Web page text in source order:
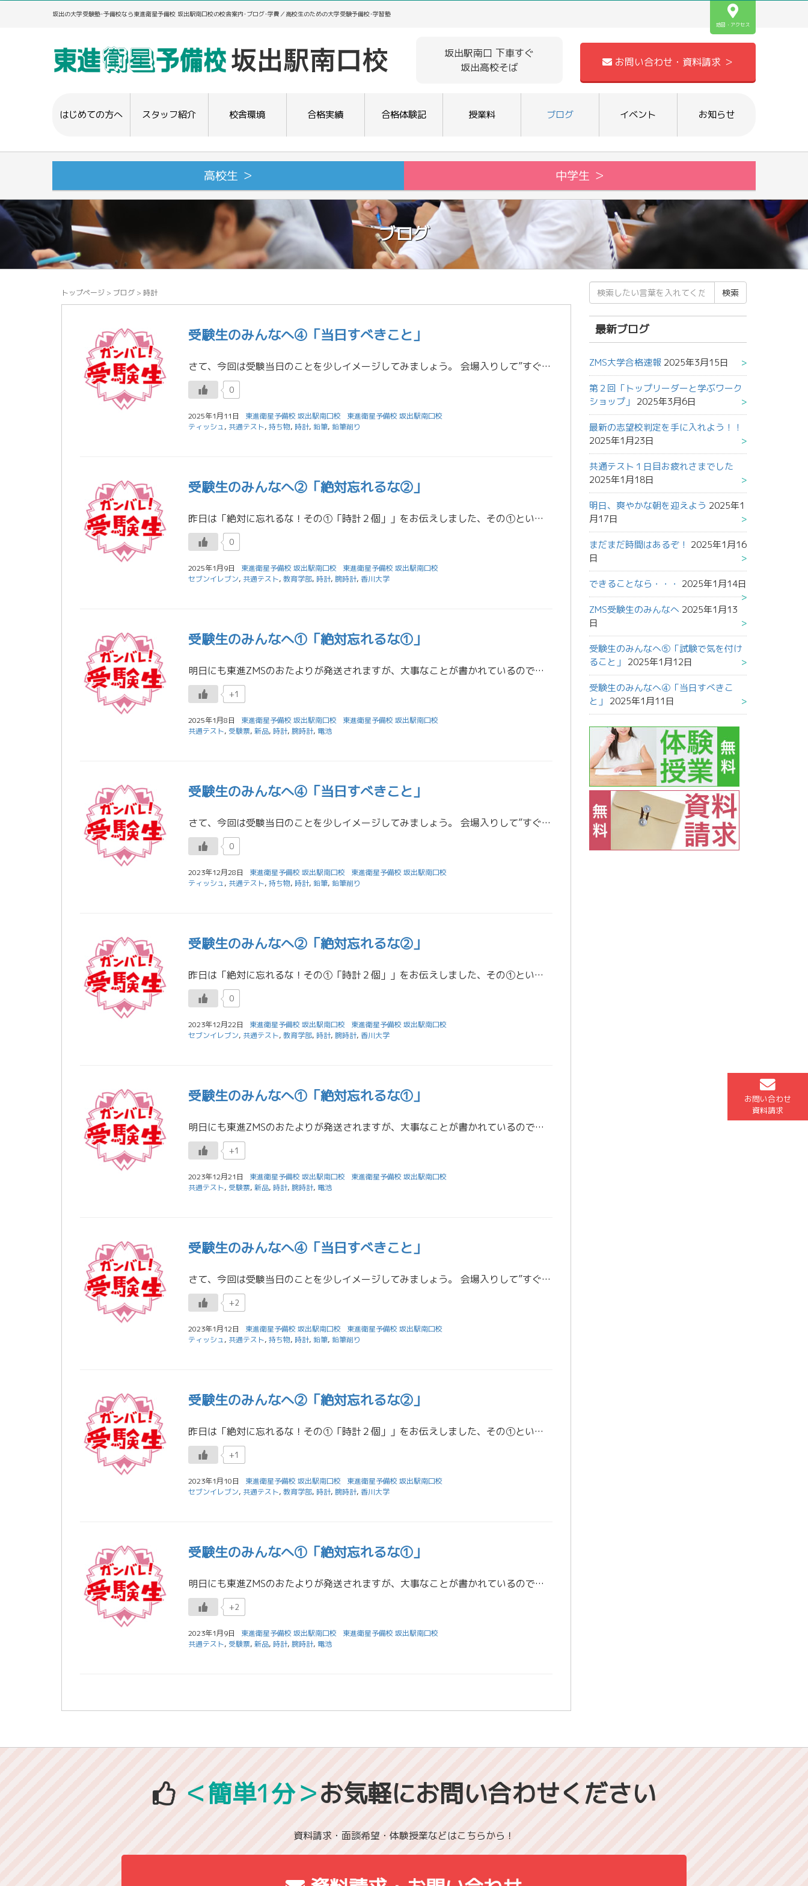
坂出の大学受験塾･予備校なら東進衛星予備校 坂出駅南口校の校舎案内･ブログ･学費／高校生のための大学受験予備校･学習塾
地図・アクセス
坂出駅南口 下車すぐ
坂出高校そば
お問い合わせ・資料請求 ＞
はじめての方へ スタッフ紹介 校舎環境 合格実績 合格体験記 授業料 ブログ イベント お知らせ
高校生 ＞ 中学生 ＞
お問い合わせ
資料請求
ブログ
トップページ > ブログ > 時計
受験生のみんなへ④「当日すべきこと」
さて、今回は受験当日のことを少しイメージしてみましょう。 会場入りして”すぐ”しておくこと 会場入りしたら次の２つを速攻で確認しましょう。 ①自分の座席 ②トイレの位置と数 これしかありません。 特に②については重要です […]
0
2025年1月11日 東進衛星予備校 坂出駅南口校
東進衛星予備校 坂出駅南口校
ティッシュ, 共通テスト, 持ち物, 時計, 鉛筆, 鉛筆削り
受験生のみんなへ②「絶対忘れるな②」
昨日は「絶対に忘れるな！その①「時計２個」」をお伝えしました、その①ということは、その②もあるわけですよ。というか、その②で終わりなんですけどね・・・ 絶対に忘れるな！！その②「お金」 お金さえあれば何とかなります・・・ […]
0
2025年1月9日 東進衛星予備校 坂出駅南口校
東進衛星予備校 坂出駅南口校
セブンイレブン, 共通テスト, 教育学部, 時計, 腕時計, 香川大学
受験生のみんなへ①「絶対忘れるな①」
明日にも東進ZMSのおたよりが発送されますが、大事なことが書かれているので、こちらでもお知らせします。 絶対に忘れるな！その①「時計(２個)」 「受験票」「筆記用具」などいろいろ大事なものはあります。でも、何があっても絶 […]
+1
2025年1月8日 東進衛星予備校 坂出駅南口校
東進衛星予備校 坂出駅南口校
共通テスト, 受験票, 新品, 時計, 腕時計, 電池
受験生のみんなへ④「当日すべきこと」
さて、今回は受験当日のことを少しイメージしてみましょう。 会場入りして”すぐ”しておくこと 会場入りしたら次の２つを速攻で確認しましょう。 ①自分の座席 ②トイレの位置と数 これしかありません。 特に②については重要です […]
0
2023年12月28日 東進衛星予備校 坂出駅南口校
東進衛星予備校 坂出駅南口校
ティッシュ, 共通テスト, 持ち物, 時計, 鉛筆, 鉛筆削り
受験生のみんなへ②「絶対忘れるな②」
昨日は「絶対に忘れるな！その①「時計２個」」をお伝えしました、その①ということは、その②もあるわけですよ。というか、その②で終わりなんですけどね・・・ 絶対に忘れるな！！その②「お金」 お金さえあれば何とかなります・・・ […]
0
2023年12月22日 東進衛星予備校 坂出駅南口校
東進衛星予備校 坂出駅南口校
セブンイレブン, 共通テスト, 教育学部, 時計, 腕時計, 香川大学
受験生のみんなへ①「絶対忘れるな①」
明日にも東進ZMSのおたよりが発送されますが、大事なことが書かれているので、こちらでもお知らせします。 絶対に忘れるな！その①「時計(２個)」 「受験票」「筆記用具」などいろいろ大事なものはあります。でも、何があっても絶 […]
+1
2023年12月21日 東進衛星予備校 坂出駅南口校
東進衛星予備校 坂出駅南口校
共通テスト, 受験票, 新品, 時計, 腕時計, 電池
受験生のみんなへ④「当日すべきこと」
さて、今回は受験当日のことを少しイメージしてみましょう。 会場入りして”すぐ”しておくこと 会場入りしたら次の２つを速攻で確認しましょう。 ①自分の座席 ②トイレの位置と数 これしかありません。 特に②については重要です […]
+2
2023年1月12日 東進衛星予備校 坂出駅南口校
東進衛星予備校 坂出駅南口校
ティッシュ, 共通テスト, 持ち物, 時計, 鉛筆, 鉛筆削り
受験生のみんなへ②「絶対忘れるな②」
昨日は「絶対に忘れるな！その①「時計２個」」をお伝えしました、その①ということは、その②もあるわけですよ。というか、その②で終わりなんですけどね・・・ 絶対に忘れるな！！その②「お金」 お金さえあれば何とかなります・・・ […]
+1
2023年1月10日 東進衛星予備校 坂出駅南口校
東進衛星予備校 坂出駅南口校
セブンイレブン, 共通テスト, 教育学部, 時計, 腕時計, 香川大学
受験生のみんなへ①「絶対忘れるな①」
明日にも東進ZMSのおたよりが発送されますが、大事なことが書かれているので、こちらでもお知らせします。 絶対に忘れるな！その①「時計(２個)」 「受験票」「筆記用具」などいろいろ大事なものはあります。でも、何があっても絶 […]
+2
2023年1月9日 東進衛星予備校 坂出駅南口校
東進衛星予備校 坂出駅南口校
共通テスト, 受験票, 新品, 時計, 腕時計, 電池
検
索
結
果:
最新ブログ
ZMS大学合格速報 2025年3月15日
第２回「トップリーダーと学ぶワーク
ショップ」
2025年3月6日
最新の志望校判定を手に入れよう！！
2025年1月23日
共通テスト１日目お疲れさまでした
2025年1月18日
明日、爽やかな朝を迎えよう 2025年1
月17日
まだまだ時間はあるぞ！ 2025年1月16
日
できることなら・・・ 2025年1月14日
ZMS受験生のみんなへ 2025年1月13
日
受験生のみんなへ⑤「試験で気を付け
ること」
2025年1月12日
受験生のみんなへ④「当日すべきこ
と」
2025年1月11日
＜簡単1分＞お気軽にお問い合わせください
資料請求・面談希望・体験授業などはこちらから！